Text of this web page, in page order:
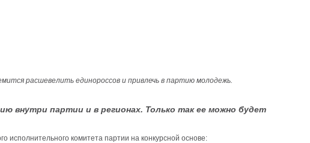
расшевелить единороссов и привлечь в партию молодежь.
внутри партии и в регионах. Только так ее можно будет
исполнительного комитета партии на конкурсной основе: